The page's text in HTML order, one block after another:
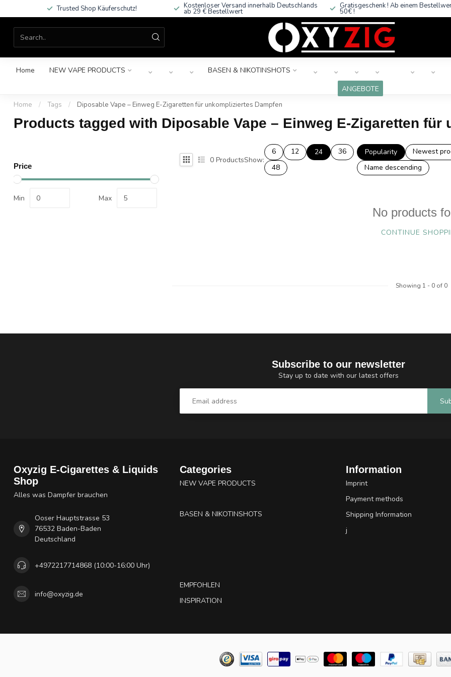
Trusted Shop Käuferschutz! Kostenloser Versand innerhalb Deutschlands
ab 29 € Bestellwert
Gratisgeschenk ! Ab einem
50€ !
Home NEW VAPE PRODUCTS BASEN & NIKOTINSHOTS
ANGEBOTE
Home / Tags / Diposable Vape – Einweg E-Zigaretten für unkompliziertes Dampfen
Products tagged with Diposable Vape – Einweg E-Zigaretten für
Price
Min Max
0 ProductsShow:
6 12 24
36
48
Popularity Newest
Name descending
No products
CONTINUE
Showing 1 - 0of 0
Subscribe to our newsletter
Stay up to date with our latest offers
Oxyzig E-Cigarettes & Liquids
Shop
Alles was Dampfer brauchen
Ooser Hauptstrasse 53
76532 Baden-Baden
Deutschland
+4972217714868 (10:00-16:00 Uhr)
info@oxyzig.de
Categories
NEW VAPE PRODUCTS
BASEN & NIKOTINSHOTS
EMPFOHLEN
INSPIRATION
Information
Imprint
Payment methods
Shipping Information
j